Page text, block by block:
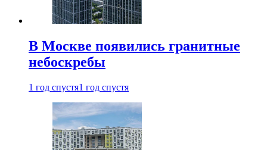
В Москве появились гранитные
небоскребы
1 год спустя1 год спустя